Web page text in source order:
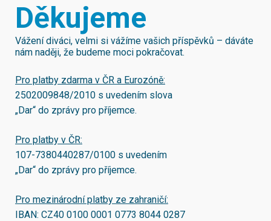
Děkujeme
Vážení diváci, velmi si vážíme vašich příspěvků – dáváte
nám naději, že budeme moci pokračovat.
Pro platby zdarma v ČR a Eurozóně:
2502009848/2010 s uvedením slova
„Dar“ do zprávy pro příjemce.
Pro platby v ČR:
107-7380440287/0100 s uvedením
„Dar“ do zprávy pro příjemce.
Pro mezinárodní platby ze zahraničí:
IBAN: CZ40 0100 0001 0773 8044 0287